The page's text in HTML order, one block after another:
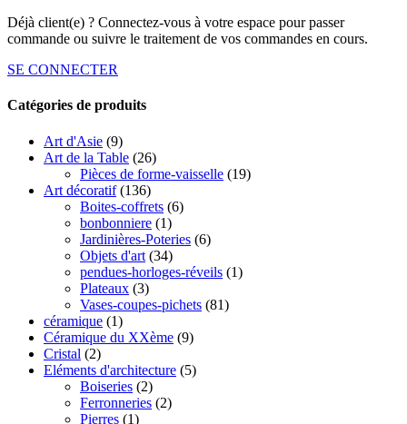
Déjà client(e) ? Connectez-vous à votre espace pour passer
commande ou suivre le traitement de vos commandes en cours.
SE CONNECTER
Catégories de produits
Art d'Asie (9)
Art de la Table (26)
Pièces de forme-vaisselle (19)
Art décoratif (136)
Boites-coffrets (6)
bonbonniere (1)
Jardinières-Poteries (6)
Objets d'art (34)
pendues-horloges-réveils (1)
Plateaux (3)
Vases-coupes-pichets (81)
céramique (1)
Céramique du XXème (9)
Cristal (2)
Eléments d'architecture (5)
Boiseries (2)
Ferronneries (2)
Pierres (1)